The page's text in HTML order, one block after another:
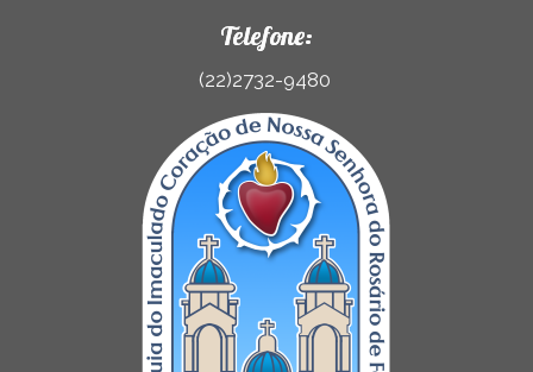
Telefone:
(22)2732-9480